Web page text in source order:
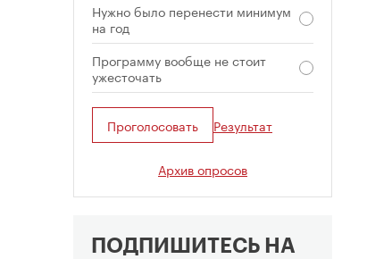
Нужно было перенести минимум
на год
Программу вообще не стоит
ужесточать
Проголосовать Результат
Архив опросов
ПОДПИШИТЕСЬ НА